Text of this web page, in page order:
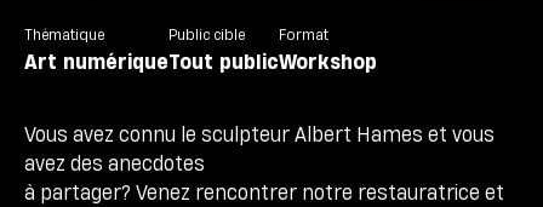
Thématique
Art numérique
Public cible
Tout public
Format
Workshop
Vous avez connu le sculpteur Albert Hames et vous
avez des anecdotes
à partager? Venez rencontrer notre restauratrice et